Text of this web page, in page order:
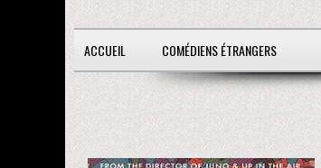
ACCUEIL COMÉDIENS ÉTRANGERS